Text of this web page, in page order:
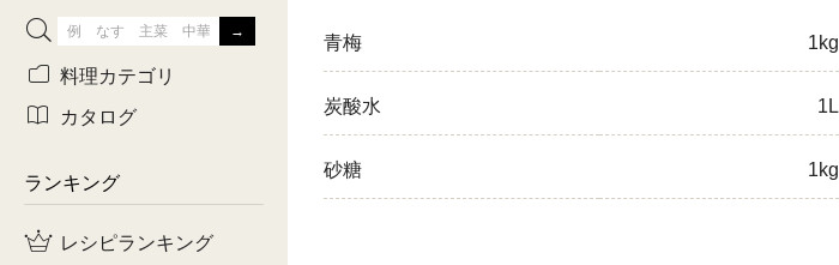
青梅 1kg
炭酸水 1L
砂糖 1kg
有賀薫さんのスープ
料理カテゴリ
カタログ
ランキング
レシピランキング